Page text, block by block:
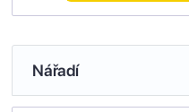
Nářadí